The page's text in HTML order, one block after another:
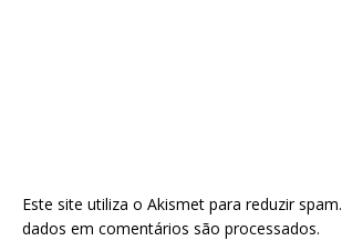
Este site utiliza o Akismet para reduzir spam.
dados em comentários são processados.